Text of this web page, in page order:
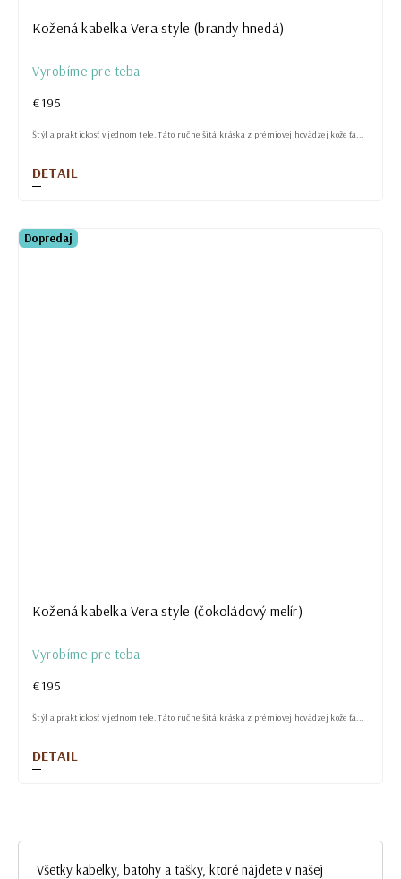
Kožená kabelka Vera style (brandy hnedá)
Vyrobíme pre teba
€195
DETAIL
Štýl a praktickosť v jednom tele. Táto ručne šitá kráska z prémiovej hovädzej kože ťa...
Dopredaj
Kožená kabelka Vera style (čokoládový melír)
Vyrobíme pre teba
€195
DETAIL
Štýl a praktickosť v jednom tele. Táto ručne šitá kráska z prémiovej hovädzej kože ťa...
Všetky kabelky, batohy a tašky, ktoré nájdete v našej